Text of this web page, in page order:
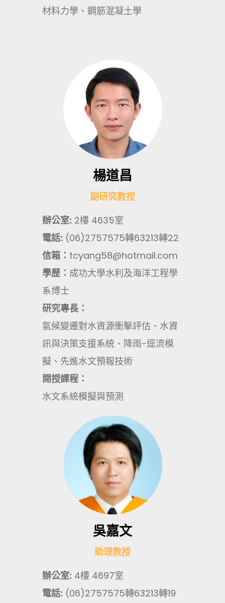
材料力學、鋼筋混凝土學
楊道昌
副研究教授
辦公室: 2樓 4635室
電話: (06)2757575轉63213轉22
信箱： tcyang58@hotmail.com
學歷： 成功大學水利及海洋工程學
系博士
研究專長：
氣候變遷對水資源衝擊評估、水資
訊與決策支援系統、降雨-逕流模
擬、先進水文預報技術
開授課程：
水文系統模擬與預測
吳嘉文
助理教授
辦公室: 4樓 4697室
電話: (06)2757575轉63213轉19